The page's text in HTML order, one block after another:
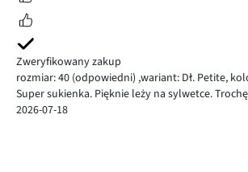
Zweryfikowany zakup
rozmiar: 40 (odpowiedni) ,wariant: Dł. Petite,
Super sukienka. Pięknie leży na sylwetce.
2026-07-18